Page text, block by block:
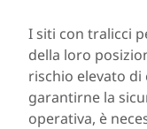
I siti con tralicci
della loro
rischio elevato
garantirne la
operativa, è